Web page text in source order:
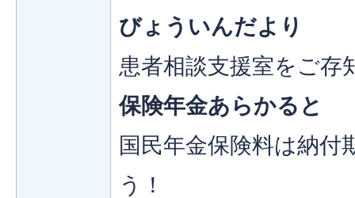
びょういんだより
患者相談支援室をご存
保険年金あらかると
国民年金保険料は納
う！